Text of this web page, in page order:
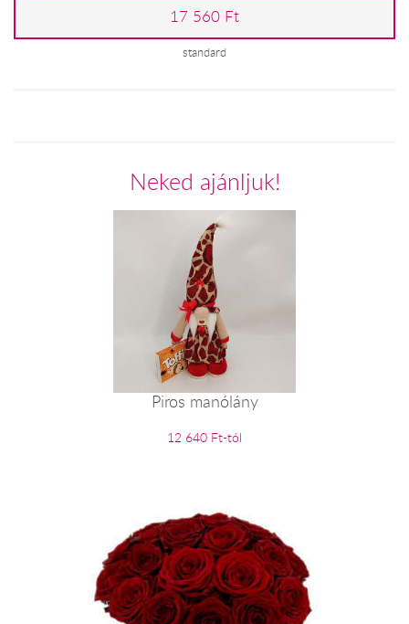
17 560 Ft
standard
Neked ajánljuk!
Piros manólány
12 640 Ft-tól